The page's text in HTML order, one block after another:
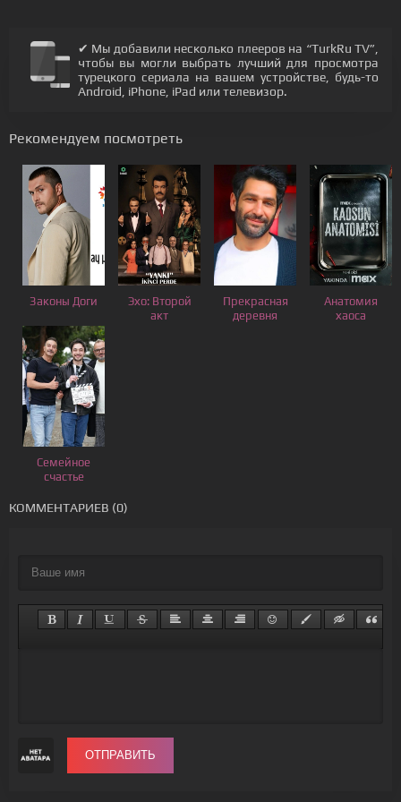
✔ Мы добавили несколько плееров на “TurkRu TV”,
чтобы вы могли выбрать лучший для просмотра
турецкого сериала на вашем устройстве, будь-то
Android, iPhone, iPad или телевизор.
Рекомендуем посмотреть
Законы Доги
Эхо: Второй
акт
Прекрасная
деревня
Анатомия
хаоса
Семейное
счастье
КОММЕНТАРИЕВ (0)
ОТПРАВИТЬ